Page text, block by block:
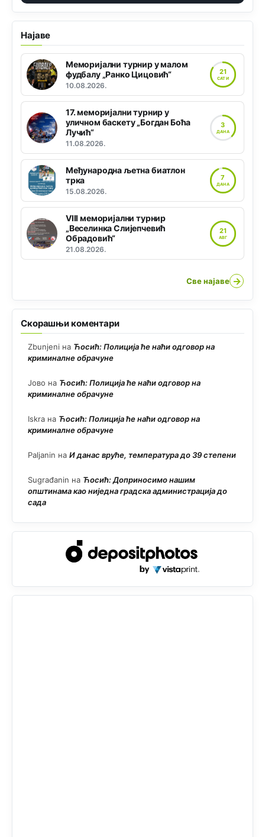
Најаве
Меморијални турнир у малом
фудбалу „Ранко Цицовић“
10.08.2026.
21
САТИ
17. меморијални турнир у
уличном баскету „Богдан Боћа
Лучић“
11.08.2026.
3
ДАНА
Међународна љетна биатлон
трка
15.08.2026.
7
ДАНА
VIII меморијални турнир
„Веселинка Слијепчевић
Обрадовић“
21.08.2026.
21
АВГ
Све најаве →
Скорашњи коментари
Zbunjeni на Ћосић: Полиција ће наћи одговор на
криминалне обрачуне
Јово на Ћосић: Полиција ће наћи одговор на
криминалне обрачуне
Iskra на Ћосић: Полиција ће наћи одговор на
криминалне обрачуне
Paljanin на И данас вруће, температура до 39 степени
Sugrađanin на Ћосић: Доприносимо нашим
општинама као ниједна градска администрација до
сада